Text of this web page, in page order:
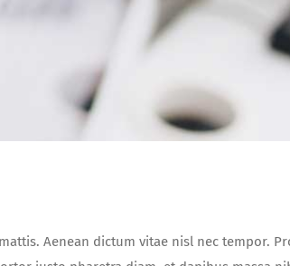
Aenean dictum vitae nisl nec tempor.